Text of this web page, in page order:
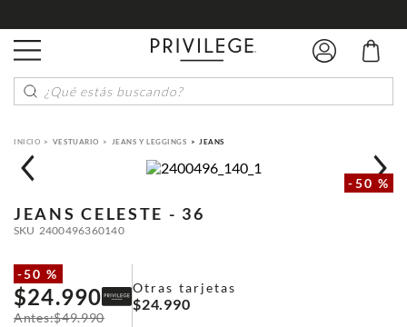
¿Qué estás buscando?
VESTUARIO JEANS Y LEGGINGS JEANS
-50 %
JEANS CELESTE - 36
SKU 2400496360140
-50 %
$24.990
$49.990
Otras tarjetas
$24.990